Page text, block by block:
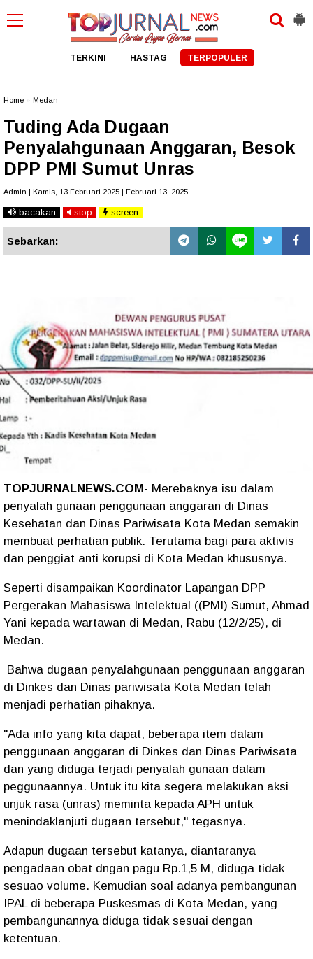
TERKINI HASTAG TERPOPULER
Home Medan
Tuding Ada Dugaan
Penyalahgunaan Anggaran, Besok
DPP PMI Sumut Unras
Admin | Kamis, 13 Februari 2025 | Februari 13, 2025
bacakan stop screen
Sebarkan:
TOPJURNALNEWS.COM- Merebaknya isu dalam
penyalah gunaan penggunaan anggaran di Dinas
Kesehatan dan Dinas Pariwisata Kota Medan semakin
membuat perhatian publik. Terutama bagi para aktivis
dan penggiat anti korupsi di Kota Medan khususnya.
Seperti disampaikan Koordinator Lapangan DPP
Pergerakan Mahasiswa Intelektual ((PMI) Sumut, Ahmad
Yani kepada wartawan di Medan, Rabu (12/2/25), di
Medan.
Bahwa dugaan penyalahgunaan penggunaan anggaran
di Dinkes dan Dinas pariwisata Kota Medan telah
menjadi perhatian pihaknya.
"Ada info yang kita dapat, beberapa item dalam
penggunaan anggaran di Dinkes dan Dinas Pariwisata
dan yang diduga terjadi penyalah gunaan dalam
peggunaannya. Untuk itu kita segera melakukan aksi
unjuk rasa (unras) meminta kepada APH untuk
menindaklanjuti dugaan tersebut," tegasnya.
Adapun dugaan tersebut katanya, diantaranya
pengadaan obat dngan pagu Rp.1,5 M, diduga tidak
sesuao volume. Kemudian soal adanya pembangunan
IPAL di beberapa Puskesmas di Kota Medan, yang
pembangunannya diduga tidak sesuai dengan
ketentuan.